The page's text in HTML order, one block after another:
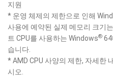
지원
* 운영 체제의 제한으로 인해
사용에 예약된 실제 메모리 크기
트 CPU를 사용하는 Windows® 64
습니다.
* AMD CPU 사양의 제한, 자세한
시오.